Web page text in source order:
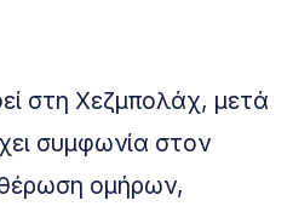
στη Χεζμπολάχ, μετά
συμφωνία στον
ομήρων,